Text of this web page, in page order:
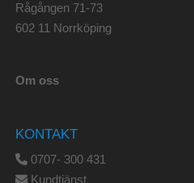
Rågången 71-73
602 11 Norrköping
Om oss
KONTAKT
0707- 300 431
Kundtjänst